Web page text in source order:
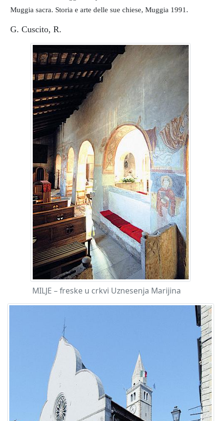
Muggia sacra. Storia e arte delle sue chiese, Muggia 1991.
G. Cuscito, R.
MILJE – freske u crkvi Uznesenja Marijina